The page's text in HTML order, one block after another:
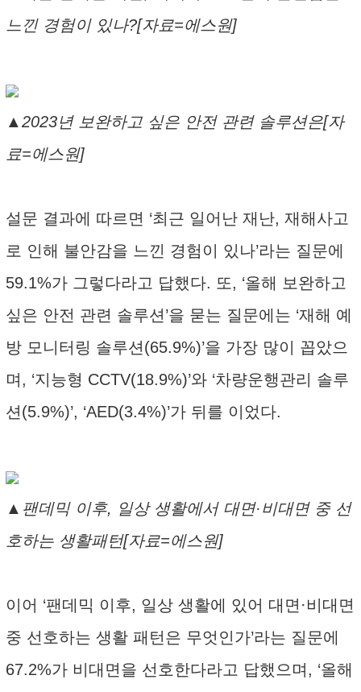
느낀 경험이 있나?[자료=에스원]
▲2023년 보완하고 싶은 안전 관련 솔루션은[자
료=에스원]
설문 결과에 따르면 ‘최근 일어난 재난, 재해사고
로 인해 불안감을 느낀 경험이 있나’라는 질문에
59.1%가 그렇다라고 답했다. 또, ‘올해 보완하고
싶은 안전 관련 솔루션’을 묻는 질문에는 ‘재해 예
방 모니터링 솔루션(65.9%)’을 가장 많이 꼽았으
며, ‘지능형 CCTV(18.9%)’와 ‘차량운행관리 솔루
션(5.9%)’, ‘AED(3.4%)’가 뒤를 이었다.
▲팬데믹 이후, 일상 생활에서 대면·비대면 중 선
호하는 생활패턴[자료=에스원]
이어 ‘팬데믹 이후, 일상 생활에 있어 대면·비대면
중 선호하는 생활 패턴은 무엇인가’라는 질문에
67.2%가 비대면을 선호한다라고 답했으며, ‘올해